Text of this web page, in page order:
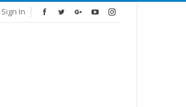
Sign In